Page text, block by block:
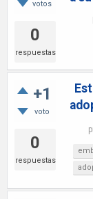
votos
0
respuestas
+1
voto
0
respuestas